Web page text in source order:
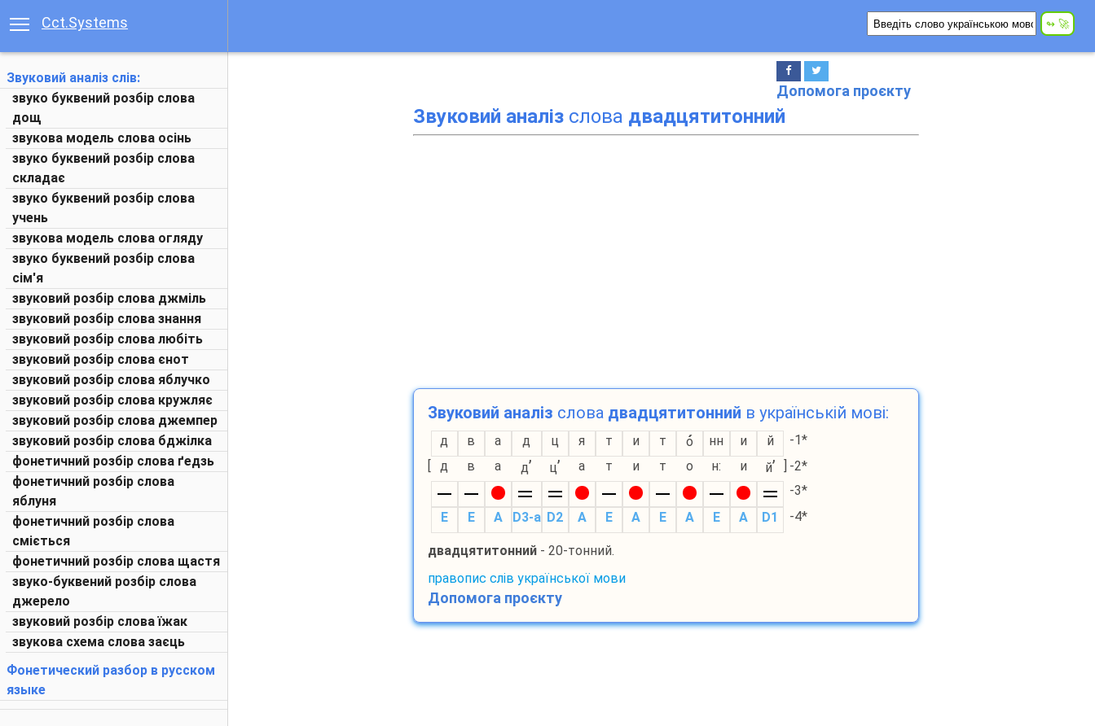
Cct.Systems
Звуковий аналіз слів:
звуко буквений розбір слова
дощ
звукова модель слова осінь
звуко буквений розбір слова
складає
звуко буквений розбір слова
учень
звукова модель слова огляду
звуко буквений розбір слова
сім'я
звуковий розбір слова джміль
звуковий розбір слова знання
звуковий розбір слова любіть
звуковий розбір слова єнот
звуковий розбір слова яблучко
звуковий розбір слова кружляє
звуковий розбір слова джемпер
звуковий розбір слова бджілка
фонетичний розбір слова ґедзь
фонетичний розбір слова
яблуня
фонетичний розбір слова
сміється
фонетичний розбір слова щастя
звуко-буквений розбір слова
джерело
звуковий розбір слова їжак
звукова схема слова заєць
Фонетический разбор в русском
языке
Допомога проєкту
Звуковий аналізслова двадцятитонний
Звуковий аналіз слова двадцятитонний в українській мові:
д в а д ц я т и т о нн и й
-1*
[
д в а д’ ц’ а т и т о н: и й’ ] -2*
-3*
E
E A D3-а D2 A E A E A E A D1 -4*
двадцятитонний- 20-тонний.
правопис слів української мови
Допомога проєкту